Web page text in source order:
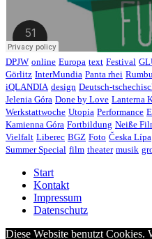
DPJW online Europa text Festival
Görlitz InterMundia Panta rhei
iQLANDIA design Deutsch-
Jelenia Góra Done by Love Lanterna
Werkstattwoche Utopia Performance
Kamienna Góra Fortbildung Neiße
Vielfalt Liberec BGZ Foto Česka Lípa
Summer Special film theater musik
Start
Kontakt
Impressum
Datenschutz
Diese Website benutzt Cookies.